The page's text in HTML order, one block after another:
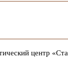
центр